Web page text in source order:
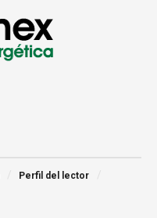
Perfil del lector